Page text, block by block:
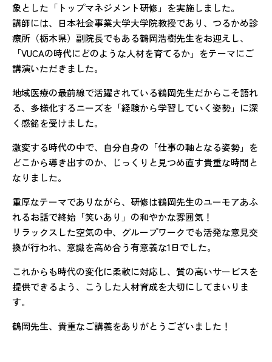
象とした「トップマネジメント研修」を実施しました。
講師には、日本社会事業大学大学院教授であり、つるかめ診
療所（栃木県）副院長でもある鶴岡浩樹先生をお迎えし、
「VUCAの時代にどのような人材を育てるか」をテーマにご
講演いただきました。
地域医療の最前線で活躍されている鶴岡先生だからこそ語れ
る、多様化するニーズを「経験から学習していく姿勢」に深
く感銘を受けました。
激変する時代の中で、自分自身の「仕事の軸となる姿勢」を
どこから導き出すのか、じっくりと見つめ直す貴重な時間と
なりました。
重厚なテーマでありながら、研修は鶴岡先生のユーモアあふ
れるお話で終始「笑いあり」の和やかな雰囲気！
リラックスした空気の中、グループワークでも活発な意見交
換が行われ、意識を高め合う有意義な1日でした。
これからも時代の変化に柔軟に対応し、質の高いサービスを
提供できるよう、こうした人材育成を大切にしてまいりま
す。
鶴岡先生、貴重なご講義をありがとうございました！